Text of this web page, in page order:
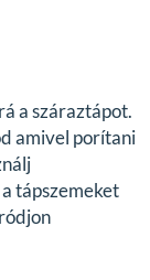
a száraztápot.
amivel porítani
tápszemeket